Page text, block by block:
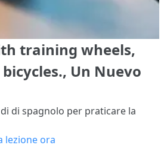
training wheels,
Un Nuevo
di spagnolo per praticare la
lezione ora